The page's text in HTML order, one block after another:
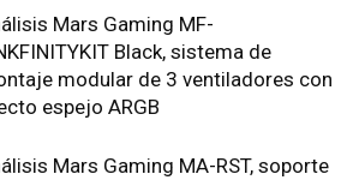
Mars Gaming MF-
Black, sistema de
modular de 3 ventiladores con
espejo ARGB
Mars Gaming MA-RST, soporte